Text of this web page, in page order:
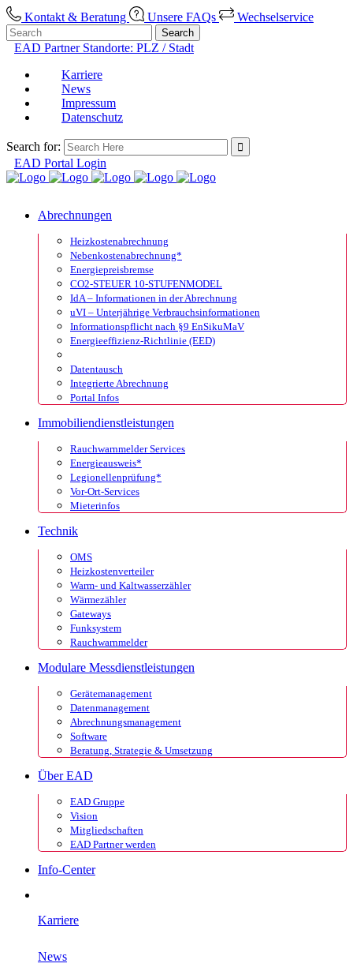
Kontakt & Beratung Unsere FAQs Wechselservice
EAD Partner Standorte: PLZ / Stadt
Karriere
News
Impressum
Datenschutz
Search for:
EAD Portal Login
Abrechnungen
Heizkostenabrechnung
Nebenkostenabrechnung*
Energiepreisbremse
CO2-STEUER 10-STUFENMODEL
IdA – Informationen in der Abrechnung
uVI – Unterjährige Verbrauchsinformationen
Informationspflicht nach §9 EnSikuMaV
Energieeffizienz-Richtlinie (EED)
Datentausch
Integrierte Abrechnung
Portal Infos
Immobiliendienstleistungen
Rauchwarnmelder Services
Energieausweis*
Legionellenprüfung*
Vor-Ort-Services
Mieterinfos
Technik
OMS
Heizkostenverteiler
Warm- und Kaltwasserzähler
Wärmezähler
Gateways
Funksystem
Rauchwarnmelder
Modulare Messdienstleistungen
Gerätemanagement
Datenmanagement
Abrechnungsmanagement
Software
Beratung, Strategie & Umsetzung
Über EAD
EAD Gruppe
Vision
Mitgliedschaften
EAD Partner werden
Info-Center
Karriere
News